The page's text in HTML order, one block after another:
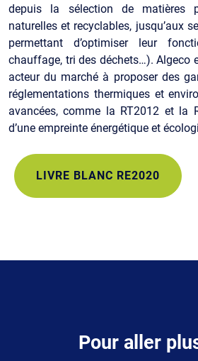
depuis la sélection de matières
naturelles et recyclables, jusqu’aux
permettant d’optimiser leur
chauffage, tri des déchets…). Algeco
acteur du marché à proposer des
réglementations thermiques et
avancées, comme la RT2012 et la
d’une empreinte énergétique et
LIVRE BLANC RE2020
Pour aller